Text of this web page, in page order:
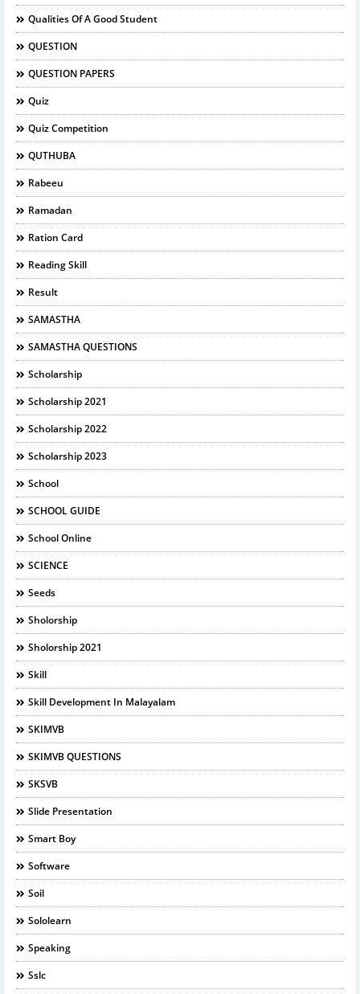
Qualities Of A Good Student
QUESTION
QUESTION PAPERS
Quiz
Quiz Competition
QUTHUBA
Rabeeu
Ramadan
Ration Card
Reading Skill
Result
SAMASTHA
SAMASTHA QUESTIONS
Scholarship
Scholarship 2021
Scholarship 2022
Scholarship 2023
School
SCHOOL GUIDE
School Online
SCIENCE
Seeds
Sholorship
Sholorship 2021
Skill
Skill Development In Malayalam
SKIMVB
SKIMVB QUESTIONS
SKSVB
Slide Presentation
Smart Boy
Software
Soil
Sololearn
Speaking
Sslc